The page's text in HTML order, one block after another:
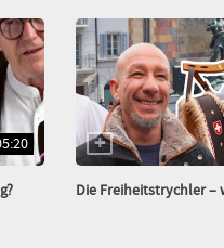
Die Freiheitstrychler –